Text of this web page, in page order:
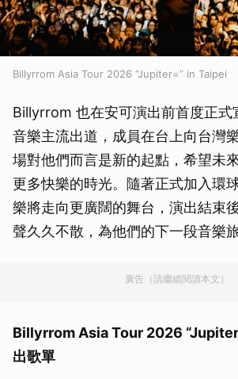
Billyrrom Asia Tour 2026 “Jupiter=” in Taipei
Billyrrom 也在安可演出前首度正式
音樂主流出道，成員在台上向台灣
場對他們而言是新的起點，希望未
更多快樂的時光。隨著正式加入環
樂將走向更廣闊的舞台，演出結束
聲久久不散，為他們的下一段音樂
廣告（請繼續閱讀本文）
Billyrrom Asia Tour 2026
出歌單